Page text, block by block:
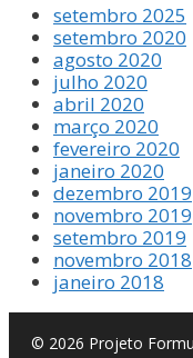
setembro 2025
setembro 2020
agosto 2020
julho 2020
abril 2020
março 2020
fevereiro 2020
janeiro 2020
dezembro 2019
novembro 2019
setembro 2019
novembro 2018
janeiro 2018
© 2026 Projeto